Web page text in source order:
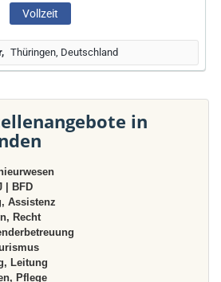
Vollzeit
Thüringen, Deutschland
in
| BFD
Assistenz
Recht
Leitung
Pflege